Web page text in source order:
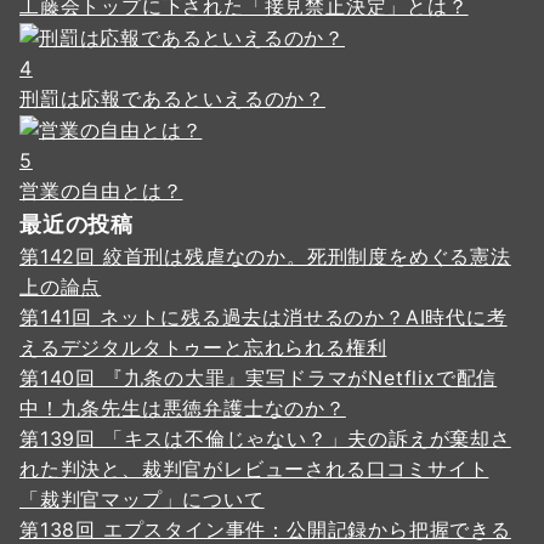
工藤会トップに下された「接見禁止決定」とは？
4
刑罰は応報であるといえるのか？
5
営業の自由とは？
最近の投稿
第142回 絞首刑は残虐なのか。死刑制度をめぐる憲法
上の論点
第141回 ネットに残る過去は消せるのか？AI時代に考
えるデジタルタトゥーと忘れられる権利
第140回 『九条の大罪』実写ドラマがNetflixで配信
中！九条先生は悪徳弁護士なのか？
第139回 「キスは不倫じゃない？」夫の訴えが棄却さ
れた判決と、裁判官がレビューされる口コミサイト
「裁判官マップ」について
第138回 エプスタイン事件：公開記録から把握できる